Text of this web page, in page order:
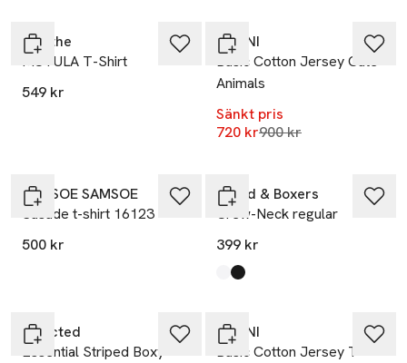
Munthe
MUTULA T-Shirt
549 kr
GANNI
Basic Cotton Jersey Cute
Animals
Sänkt pris
720 krLägsta pris 30 dagar
900 kr
SAMSOE SAMSOE
Sasade t-shirt 16123
500 kr
Bread & Boxers
Crew-Neck regular
399 kr
Produkten finns i färgerna:
White
Black
Selected
Essential Striped Boxy
GANNI
Basic Cotton Jersey T-